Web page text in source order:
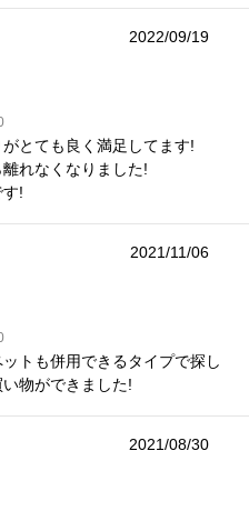
2022/09/19
とても良く満足してます!
れなくなりました!
!
2021/11/06
トも併用できるタイプで探し
物ができました!
2021/08/30